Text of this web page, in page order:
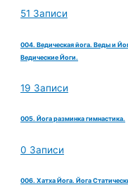
51 Записи
004. Ведическая йога. Веды и
Ведические Йоги.
19 Записи
005. Йога разминка гимнастика.
0 Записи
006. Хатха Йога. Йога